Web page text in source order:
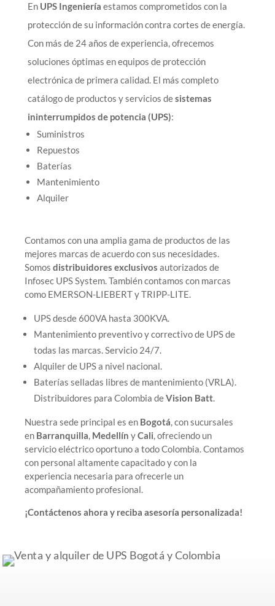
En UPS Ingeniería estamos comprometidos con la
protección de su información contra cortes de energía.
Con más de 24 años de experiencia, ofrecemos
soluciones óptimas en equipos de protección
electrónica de primera calidad. El más completo
catálogo de productos y servicios desistemas
ininterrumpidos de potencia (UPS):
Suministros
Repuestos
Baterías
Mantenimiento
Alquiler
Contamos con una amplia gama de productos de las
mejores marcas de acuerdo con sus necesidades.
Somos distribuidores exclusivos autorizados de
Infosec UPS System. También contamos con marcas
como EMERSON-LIEBERT y TRIPP-LITE.
UPS desde 600VA hasta 300KVA.
Mantenimiento preventivo y correctivo de UPS de
todas las marcas. Servicio 24/7.
Alquiler de UPS a nivel nacional.
Baterías selladas libres de mantenimiento (VRLA).
Distribuidores para Colombia deVision Batt.
Nuestra sede principal es en Bogotá, con sucursales
en Barranquilla, Medellín yCali, ofreciendo un
servicio eléctrico oportuno a todo Colombia. Contamos
con personal altamente capacitado y con la
experiencia necesaria para ofrecerle un
acompañamiento profesional.
¡Contáctenos ahora y reciba asesoría personalizada!